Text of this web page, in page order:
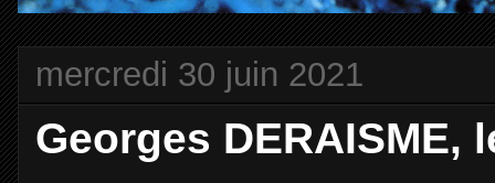
mercredi 30 juin 2021
Georges